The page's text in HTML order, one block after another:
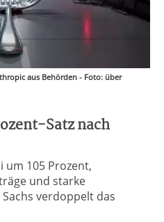
aus Behörden - Foto: über
Satz nach
um 105 Prozent,
und starke
verdoppelt das